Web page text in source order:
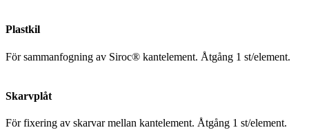
Plastkil
För sammanfogning av Siroc® kantelement. Åtgång 1 st/element.
Skarvplåt
För fixering av skarvar mellan kantelement. Åtgång 1 st/element.